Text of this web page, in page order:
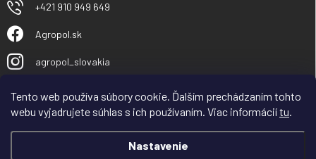
Tento web používa súbory cookie. Ďalším prechádzaním tohto
webu vyjadrujete súhlas s ich používaním. Viac informáciítu.
Nastavenie
Vážený obchodný partner, zákazník, spoločnosť
+421 910 949 649
Agropol.sk
agropol_slovakia